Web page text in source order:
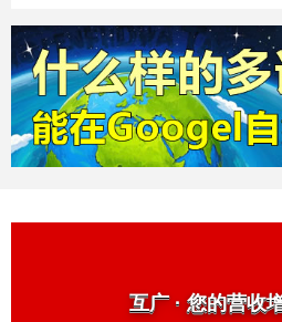
互广 · 您的营收